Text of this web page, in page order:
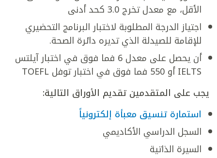
الأقل، مع معدل تخرج 3.0 كحد أدنى
اجتياز الدرجة المطلوبة لاختبار البرنامج التحضيري
للإقامة للصيدلة الذي تديره دائرة الصحة.
أن يحصل على معدل 6 فما فوق في اختبار آيلتس
IELTS أو 550 فما فوق في اختبار توفل TOEFL
يجب على المتقدمين تقديم الأوراق التالية:
استمارة تنسيق معبأة إلكترونياً
السجل الدراسي الأكاديمي
السيرة الذاتية